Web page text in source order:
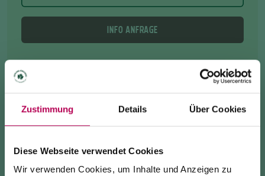
Zustimmung Details Über Cookies
Diese Webseite verwendet Cookies
Wir verwenden Cookies, um Inhalte und Anzeigen zu
Sie finden unsauf der Straße, dievon San Michele
all 'Adige in Richtung Altopiano della Paganella und
Val di Non führt.
Dank des bequemenParkplatzes
können Sie ein leckeresFrühstück,
INFO ANFRAGE